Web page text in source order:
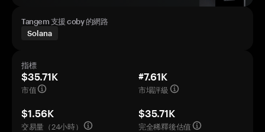
Tangem 支援 coby 的網路
Solana
指標
$35.71K
市值
#7.61K
市場評級
$1.56K
交易量（24小時）
$35.71K
完全稀釋後估值